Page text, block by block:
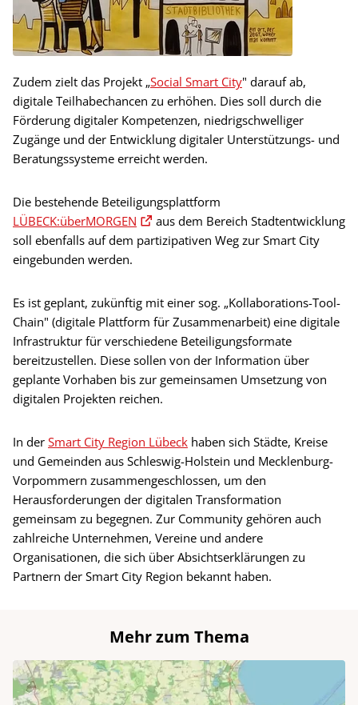
Zudem zielt das Projekt „Social Smart City" darauf ab,
digitale Teilhabechancen zu erhöhen. Dies soll durch die
Förderung digitaler Kompetenzen, niedrigschwelliger
Zugänge und der Entwicklung digitaler Unterstützungs- und
Beratungssysteme erreicht werden.
Die bestehende Beteiligungsplattform
LÜBECK:überMORGEN
aus dem Bereich Stadtentwicklung
soll ebenfalls auf dem partizipativen Weg zur Smart City
eingebunden werden.
Es ist geplant, zukünftig mit einer sog. „Kollaborations-Tool-
Chain" (digitale Plattform für Zusammenarbeit) eine digitale
Infrastruktur für verschiedene Beteiligungsformate
bereitzustellen. Diese sollen von der Information über
geplante Vorhaben bis zur gemeinsamen Umsetzung von
digitalen Projekten reichen.
In der Smart City Region Lübeck haben sich Städte, Kreise
und Gemeinden aus Schleswig-Holstein und Mecklenburg-
Vorpommern zusammengeschlossen, um den
Herausforderungen der digitalen Transformation
gemeinsam zu begegnen. Zur Community gehören auch
zahlreiche Unternehmen, Vereine und andere
Organisationen, die sich über Absichtserklärungen zu
Partnern der Smart City Region bekannt haben.
Mehr zum Thema